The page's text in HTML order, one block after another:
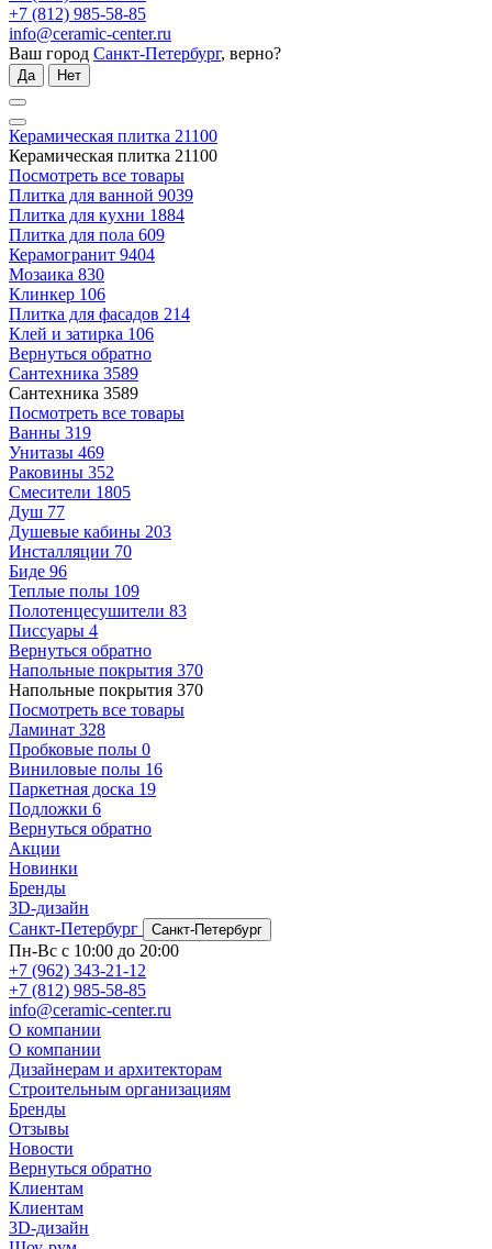
+7 (812) 985-58-85
info@ceramic-center.ru
Ваш город Санкт-Петербург, верно?
Да Нет
Керамическая плитка 21100
Керамическая плитка 21100
Посмотреть все товары
Плитка для ванной 9039
Плитка для кухни 1884
Плитка для пола 609
Керамогранит 9404
Мозаика 830
Клинкер 106
Плитка для фасадов 214
Клей и затирка 106
Вернуться обратно
Сантехника 3589
Сантехника 3589
Посмотреть все товары
Ванны 319
Унитазы 469
Раковины 352
Смесители 1805
Душ 77
Душевые кабины 203
Инсталляции 70
Биде 96
Теплые полы 109
Полотенцесушители 83
Писсуары 4
Вернуться обратно
Напольные покрытия 370
Напольные покрытия 370
Посмотреть все товары
Ламинат 328
Пробковые полы 0
Виниловые полы 16
Паркетная доска 19
Подложки 6
Вернуться обратно
Акции
Новинки
Бренды
3D-дизайн
Санкт-Петербург
Санкт-Петербург
Пн-Вс с 10:00 до 20:00
+7 (962) 343-21-12
+7 (812) 985-58-85
info@ceramic-center.ru
О компании
О компании
Дизайнерам и архитекторам
Строительным организациям
Бренды
Отзывы
Новости
Вернуться обратно
Клиентам
Клиентам
3D-дизайн